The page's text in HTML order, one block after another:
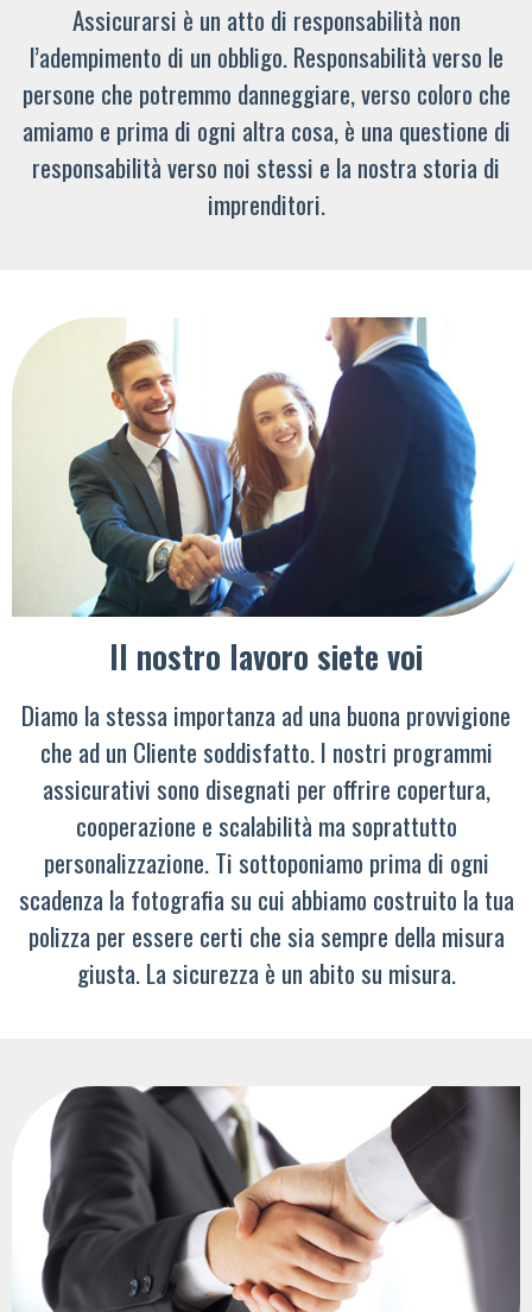
Assicurarsi è un atto di responsabilità non
l’adempimento di un obbligo. Responsabilità verso le
persone che potremmo danneggiare, verso coloro che
amiamo e prima di ogni altra cosa, è una questione di
responsabilità verso noi stessi e la nostra storia di
imprenditori.
Il nostro lavoro siete voi
Diamo la stessa importanza ad una buona provvigione
che ad un Cliente soddisfatto. I nostri programmi
assicurativi sono disegnati per offrire copertura,
cooperazione e scalabilità ma soprattutto
personalizzazione. Ti sottoponiamo prima di ogni
scadenza la fotografia su cui abbiamo costruito la tua
polizza per essere certi che sia sempre della misura
giusta. La sicurezza è un abito su misura.